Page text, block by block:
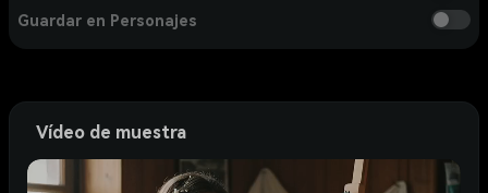
Guardar en Personajes
Vídeo de muestra